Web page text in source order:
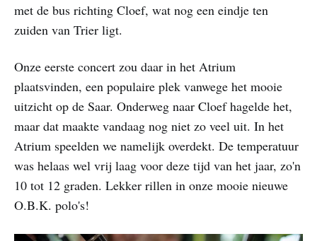
met de bus richting Cloef, wat nog een eindje ten
zuiden van Trier ligt.
Onze eerste concert zou daar in het Atrium
plaatsvinden, een populaire plek vanwege het mooie
uitzicht op de Saar. Onderweg naar Cloef hagelde het,
maar dat maakte vandaag nog niet zo veel uit. In het
Atrium speelden we namelijk overdekt. De temperatuur
was helaas wel vrij laag voor deze tijd van het jaar, zo'n
10 tot 12 graden. Lekker rillen in onze mooie nieuwe
O.B.K. polo's!